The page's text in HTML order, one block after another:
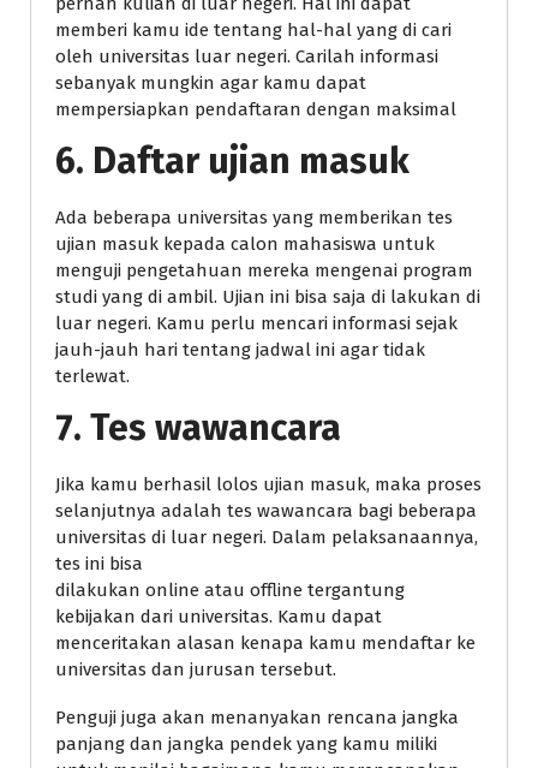
memberi kamu ide tentang hal-hal yang di cari
oleh universitas luar negeri. Carilah informasi
sebanyak mungkin agar kamu dapat
mempersiapkan pendaftaran dengan maksimal
6. Daftar ujian masuk
Ada beberapa universitas yang memberikan tes
ujian masuk kepada calon mahasiswa untuk
menguji pengetahuan mereka mengenai program
studi yang di ambil. Ujian ini bisa saja di lakukan di
luar negeri. Kamu perlu mencari informasi sejak
jauh-jauh hari tentang jadwal ini agar tidak
terlewat.
7. Tes wawancara
Jika kamu berhasil lolos ujian masuk, maka proses
selanjutnya adalah tes wawancara bagi beberapa
universitas di luar negeri. Dalam pelaksanaannya,
tes ini bisa
dilakukan online atau offline tergantung
kebijakan dari universitas. Kamu dapat
menceritakan alasan kenapa kamu mendaftar ke
universitas dan jurusan tersebut.
Penguji juga akan menanyakan rencana jangka
panjang dan jangka pendek yang kamu miliki